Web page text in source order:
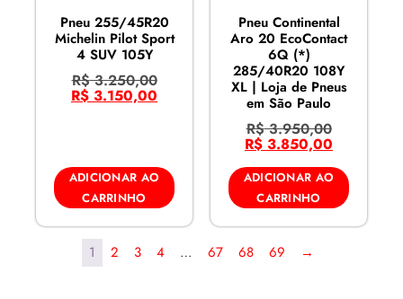
Pneu 255/45R20
Michelin Pilot Sport
4 SUV 105Y
R$3.250,00
R$ 3.150,00
ADICIONAR AO
CARRINHO
Pneu Continental
Aro 20 EcoContact
6Q (*)
285/40R20 108Y
XL | Loja de Pneus
em São Paulo
R$3.950,00
R$ 3.850,00
ADICIONAR AO
CARRINHO
1 2 3 4 … 67 68 69 →